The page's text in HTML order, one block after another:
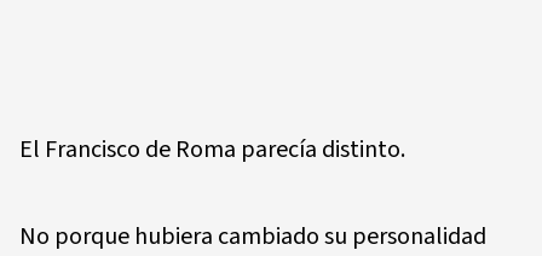
El Francisco de Roma parecía distinto.
No porque hubiera cambiado su personalidad